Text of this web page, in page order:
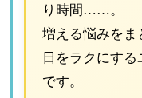
り時間……。
増える悩みを
日をラクにす
です。